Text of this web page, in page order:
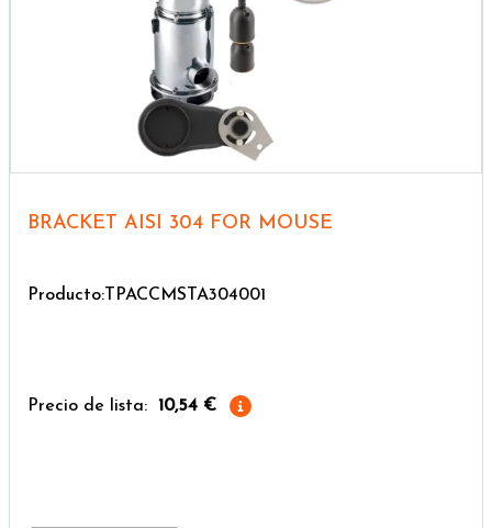
BRACKET AISI 304 FOR MOUSE
Producto:TPACCMSTA304001
Precio de lista: 10,54 €